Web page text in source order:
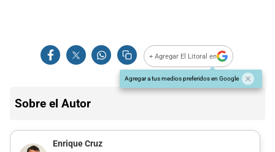
+ Agregar El Litoral en
Agregar a tus medios preferidos en Google
Sobre el Autor
Enrique Cruz